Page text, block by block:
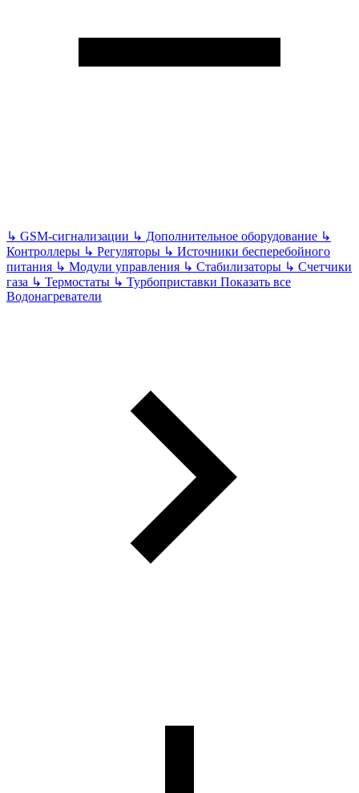
↳ GSM-сигнализации ↳ Дополнительное оборудование ↳
Контроллеры ↳ Регуляторы ↳ Источники бесперебойного
питания ↳ Модули управления ↳ Стабилизаторы ↳ Счетчики
газа ↳ Термостаты ↳ Турбоприставки Показать все
Водонагреватели